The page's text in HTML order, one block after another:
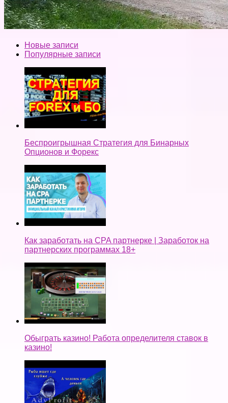
Новые записи
Популярные записи
Беспроигрышная Стратегия для Бинарных
Опционов и Форекс
Как заработать на CPA партнерке | Заработок на
партнерских программах 18+
Обыграть казино! Работа определителя ставок в
казино!